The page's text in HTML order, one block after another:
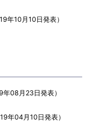
年10月10日発表）
年08月23日発表）
年04月10日発表）